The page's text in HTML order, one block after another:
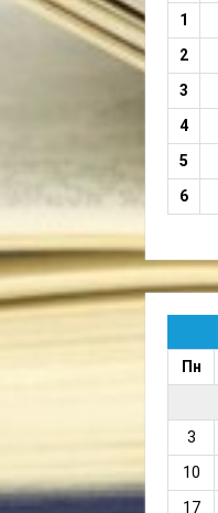
1
2
3
4
5
6
Пн
3
10
17